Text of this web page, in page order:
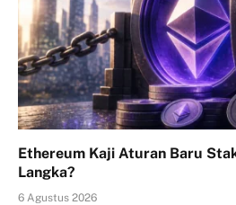
Ethereum Kaji Aturan Baru
Langka?
6 Agustus 2026